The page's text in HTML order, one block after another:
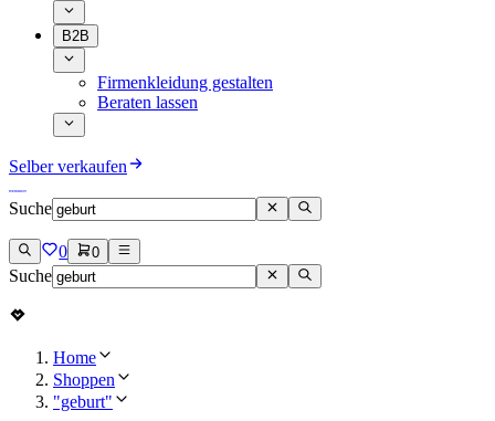
B2B
Firmenkleidung gestalten
Beraten lassen
Selber verkaufen
Suche
0 0
Suche
Home
Shoppen
"geburt"